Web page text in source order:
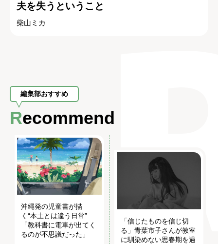
夫を失うということ
柴山ミカ
編集部おすすめ
Recommend
沖縄発の児童書が描
く“本土とは違う日常”
「教科書に電車が出てく
るのが不思議だった」
「信じたものを信じ切
る」青葉市子さんが教室
に馴染めない思春期を過